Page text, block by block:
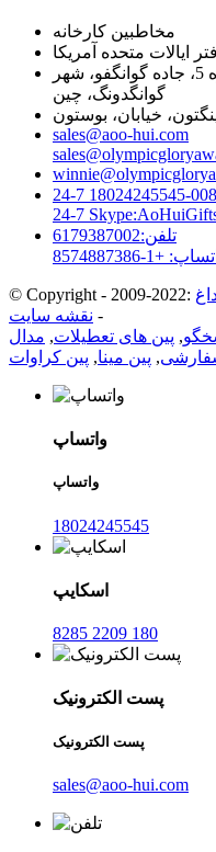
مخاطبین کارخانه
ایالات متحده آمریکا
شماره 5، جاده گوانگفو، شهر Xiaolan، Zhongshan Ctiy،
گوانگدونگ، چین
خیابان، بوستون
sales@aoo-hui.com
24-7
تلفن:6179387002
+1-8574887386
- نقشه سایت
, پین های تعطیلات, مدال
, پین مینا, پین کراوات
واتساپ
واتساپ
18024245545
اسکایپ
8285 2209 180
پست الکترونیک
پست الکترونیک
sales@aoo-hui.com